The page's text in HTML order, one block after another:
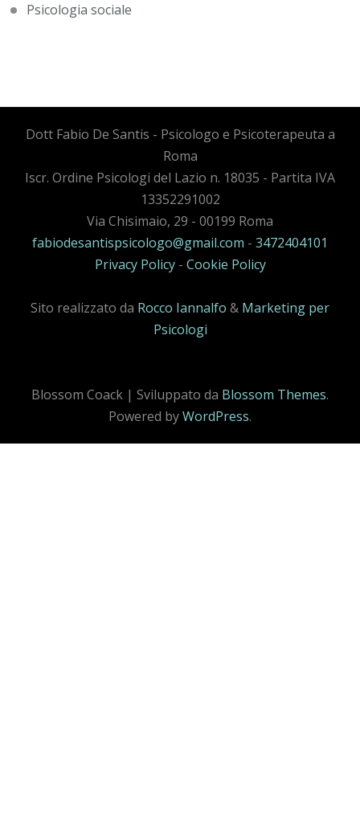
Psicologia sociale
Dott Fabio De Santis - Psicologo e Psicoterapeuta a
Roma
Iscr. Ordine Psicologi del Lazio n. 18035 - Partita IVA
13352291002
Via Chisimaio, 29 - 00199 Roma
fabiodesantispsicologo@gmail.com - 3472404101
Privacy Policy- Cookie Policy
Sito realizzato da Rocco Iannalfo & Marketing per
Psicologi
Blossom Coack | Sviluppato da Blossom Themes.
Powered byWordPress.